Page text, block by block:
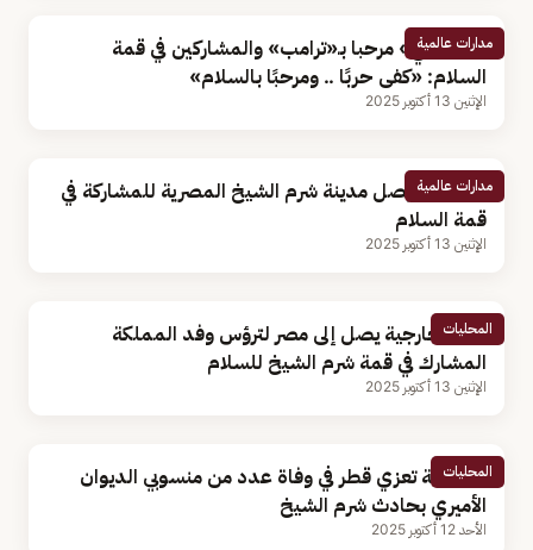
مدارات عالمية
«السيسي» مرحبا بـ«ترامب» والمشاركين في قمة
السلام: «كفى حربًا .. ومرحبًا بالسلام»
الإثنين 13 أكتوبر 2025
مدارات عالمية
«ترامب» يصل مدينة شرم الشيخ المصرية للمشاركة في
قمة السلام
الإثنين 13 أكتوبر 2025
المحليات
وزير الخارجية يصل إلى مصر لترؤس وفد المملكة
المشارك في قمة شرم الشيخ للسلام
الإثنين 13 أكتوبر 2025
المحليات
المملكة تعزي قطر في وفاة عدد من منسوبي الديوان
الأميري بحادث شرم الشيخ
الأحد 12 أكتوبر 2025